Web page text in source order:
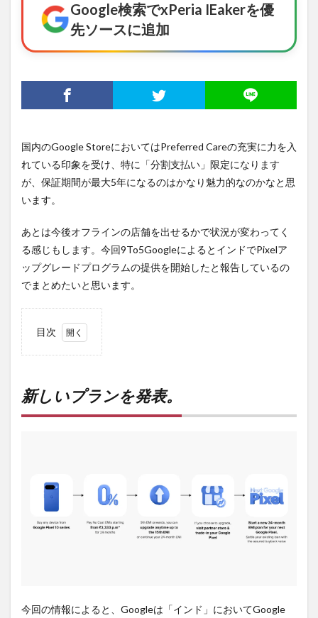
Google検索でxPeria IEakerを優
先ソースに追加
国内のGoogle StoreにおいてはPreferred Careの充実に力を入
れている印象を受け、特に「分割支払い」限定になります
が、保証期間が最大5年になるのはかなり魅力的なのかなと思
います。
あとは今後オフラインの店舗を出せるかで状況が変わってく
る感じもします。今回9To5GoogleによるとインドでPixelア
ップグレードプログラムの提供を開始したと報告しているの
でまとめたいと思います。
目次
ラン
を発
表。
ち時
オン
す
新しいプランを発表。
今回の情報によると、Googleは「インド」においてGoogle